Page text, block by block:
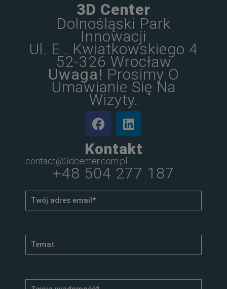
3D Center
Dolnośląski Park
Innowacji
Ul. E . Kwiatkowskiego 4
52-326 Wrocław
Uwaga! Prosimy O
Umawianie Się Na
Wizyty.
Kontakt
contact@3dcenter.com.pl
+48 504 277 187